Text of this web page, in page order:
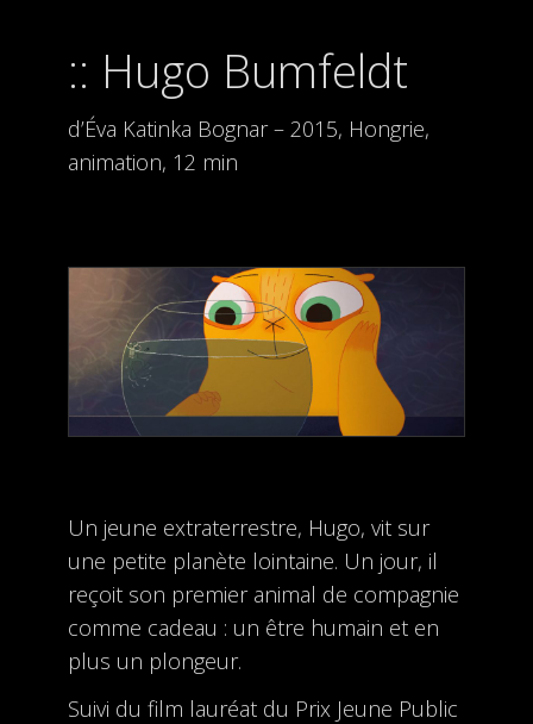
Hugo Bumfeldt
d’Éva Katinka Bognar – 2015, Hongrie,
animation, 12 min
Un jeune extraterrestre, Hugo, vit sur
une petite planète lointaine. Un jour, il
reçoit son premier animal de compagnie
comme cadeau : un être humain et en
plus un plongeur.
Suivi du film lauréat du Prix Jeune Public